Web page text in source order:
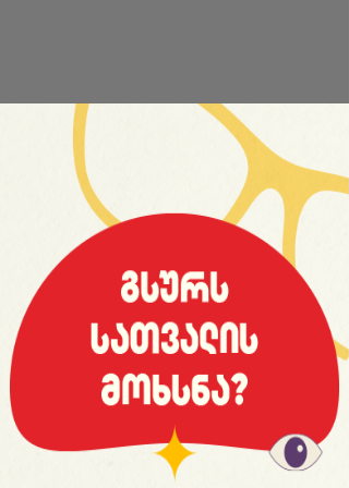
საიტის სრული ვერსია
© 2008 იანვარი, «მსოფლიო სპორტი»
ვებ-გვერდ WORLDSPORT.GE-ს ინფორმაციებისა და
ფოტომასალის გამოყენება, რედაქციასთან
შეთანხმების გარეშე, აკრძალულია!